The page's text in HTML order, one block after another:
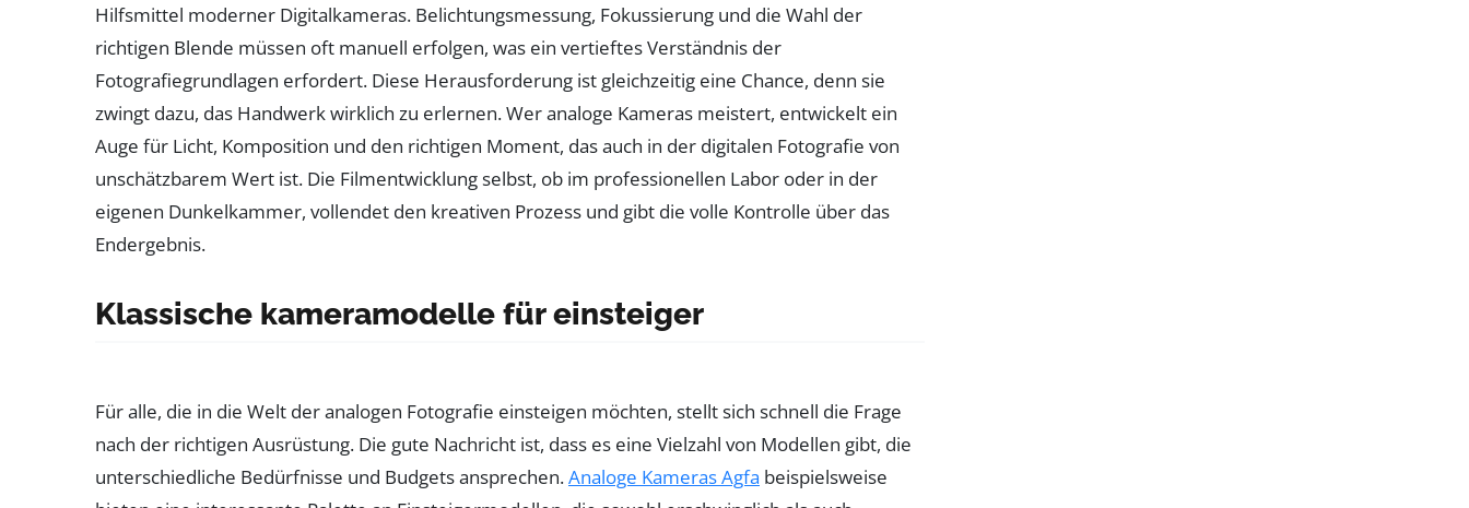
Hilfsmittel moderner Digitalkameras. Belichtungsmessung, Fokussierung und die Wahl der
richtigen Blende müssen oft manuell erfolgen, was ein vertieftes Verständnis der
Fotografiegrundlagen erfordert. Diese Herausforderung ist gleichzeitig eine Chance, denn sie
zwingt dazu, das Handwerk wirklich zu erlernen. Wer analoge Kameras meistert, entwickelt ein
Auge für Licht, Komposition und den richtigen Moment, das auch in der digitalen Fotografie von
unschätzbarem Wert ist. Die Filmentwicklung selbst, ob im professionellen Labor oder in der
eigenen Dunkelkammer, vollendet den kreativen Prozess und gibt die volle Kontrolle über das
Endergebnis.
Klassische kameramodelle für einsteiger
Für alle, die in die Welt der analogen Fotografie einsteigen möchten, stellt sich schnell die Frage
nach der richtigen Ausrüstung. Die gute Nachricht ist, dass es eine Vielzahl von Modellen gibt, die
unterschiedliche Bedürfnisse und Budgets ansprechen.Analoge Kameras Agfa beispielsweise